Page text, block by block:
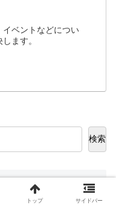
ベントなどについ
ます。
検索
トップ サイドバー